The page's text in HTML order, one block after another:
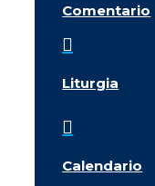
Comentario

Liturgia

Calendario